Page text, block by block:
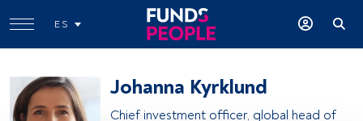
ES
Johanna Kyrklund
Chief investment officer, global head of